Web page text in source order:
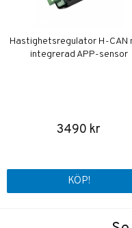
Hastighetsregulator H-CAN
integrerad APP-sensor
3490 kr
KÖP!